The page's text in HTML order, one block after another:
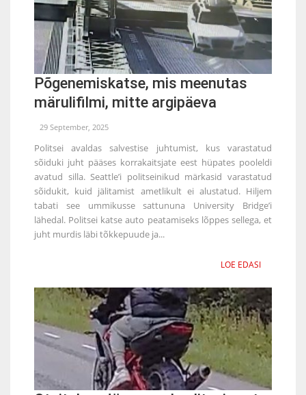
Põgenemiskatse, mis meenutas
märulifilmi, mitte argipäeva
29 September, 2025
Politsei avaldas salvestise juhtumist, kus varastatud
sõiduki juht pääses korrakaitsjate eest hüpates pooleldi
avatud silla. Seattle’i politseinikud märkasid varastatud
sõidukit, kuid jälitamist ametlikult ei alustatud. Hiljem
tabati see ummikusse sattununa University Bridge’i
lähedal. Politsei katse auto peatamiseks lõppes sellega, et
juht murdis läbi tõkkepuude ja...
LOE EDASI